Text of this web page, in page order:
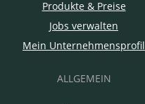
Produkte & Preise
Jobs verwalten
Mein Unternehmensprofil
ALLGEMEIN